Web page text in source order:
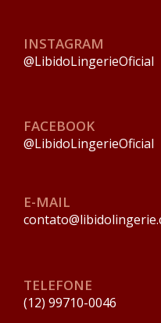
INSTAGRAM
@LibidoLingerieOficial
FACEBOOK
@LibidoLingerieOficial
E-MAIL
TELEFONE
(12) 99710-0046